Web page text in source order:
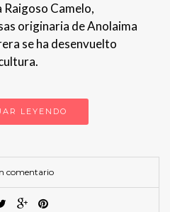
Camelo,
originaria de Anolaima
se ha desenvuelto
LEYENDO
comentario